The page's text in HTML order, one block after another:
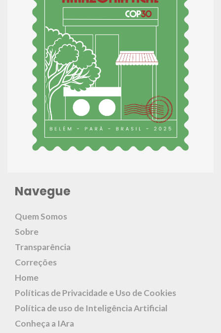
Navegue
Quem Somos
Sobre
Transparência
Correções
Home
Políticas de Privacidade e Uso de Cookies
Política de uso de Inteligência Artificial
Conheça a IAra